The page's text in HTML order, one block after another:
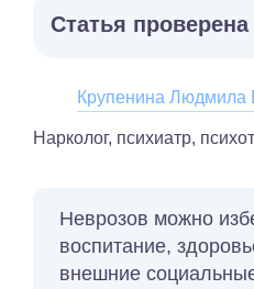
Статья
Крупенина Людмила
Нарколог, психиатр,
Неврозов можно
воспитание,
внешние